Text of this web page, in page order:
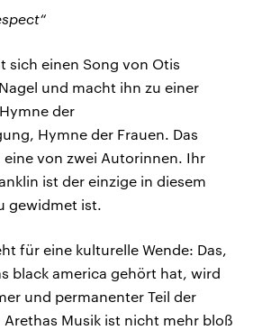
sich einen Song von Otis
und macht ihn zu einer
der
Hymne der Frauen. Das
eine von zwei Autorinnen. Ihr
ist der einzige in diesem
gewidmet ist.
für eine kulturelle Wende: Das,
black america gehört hat, wird
und permanenter Teil der
Arethas Musik ist nicht mehr bloß